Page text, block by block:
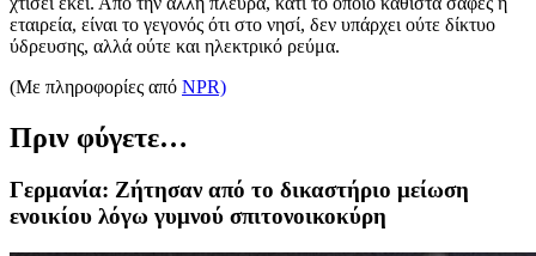
εταιρεία, είναι το γεγονός ότι στο νησί, δεν υπάρχει ούτε δίκτυο
ύδρευσης, αλλά ούτε και ηλεκτρικό ρεύμα.
(Με πληροφορίες από NPR)
Πριν φύγετε…
Γερμανία: Ζήτησαν από το δικαστήριο μείωση
ενοικίου λόγω γυμνού σπιτονοικοκύρη